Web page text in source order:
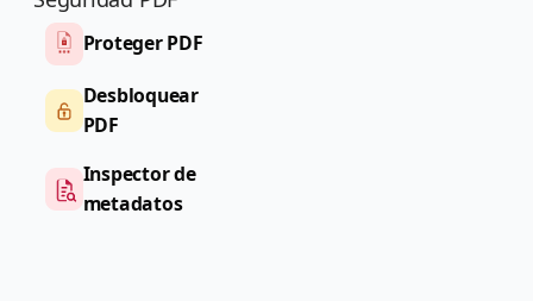
Proteger PDF
Desbloquear
PDF
Inspector de
metadatos